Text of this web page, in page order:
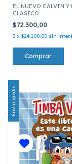
EL NUEVO CALVIN Y
CLASICO
$72.300,00
3 x $24.100,00 sin
Envío gratis